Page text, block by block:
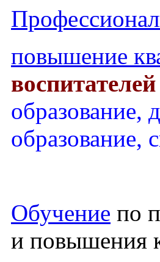
повышение
образование,
Обучение по
и повышения